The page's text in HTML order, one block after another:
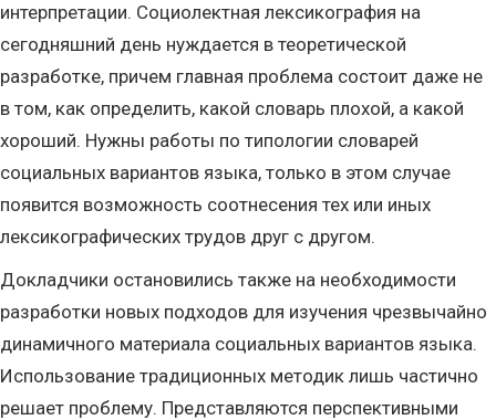
интерпретации. Социолектная лексикография на
сегодняшний день нуждается в теоретической
разработке, причем главная проблема состоит даже не
в том, как определить, какой словарь плохой, а какой
хороший. Нужны работы по типологии словарей
социальных вариантов языка, только в этом случае
появится возможность соотнесения тех или иных
лексикографических трудов друг с другом.
Докладчики остановились также на необходимости
разработки новых подходов для изучения чрезвычайно
динамичного материала социальных вариантов языка.
Использование традиционных методик лишь частично
решает проблему. Представляются перспективными